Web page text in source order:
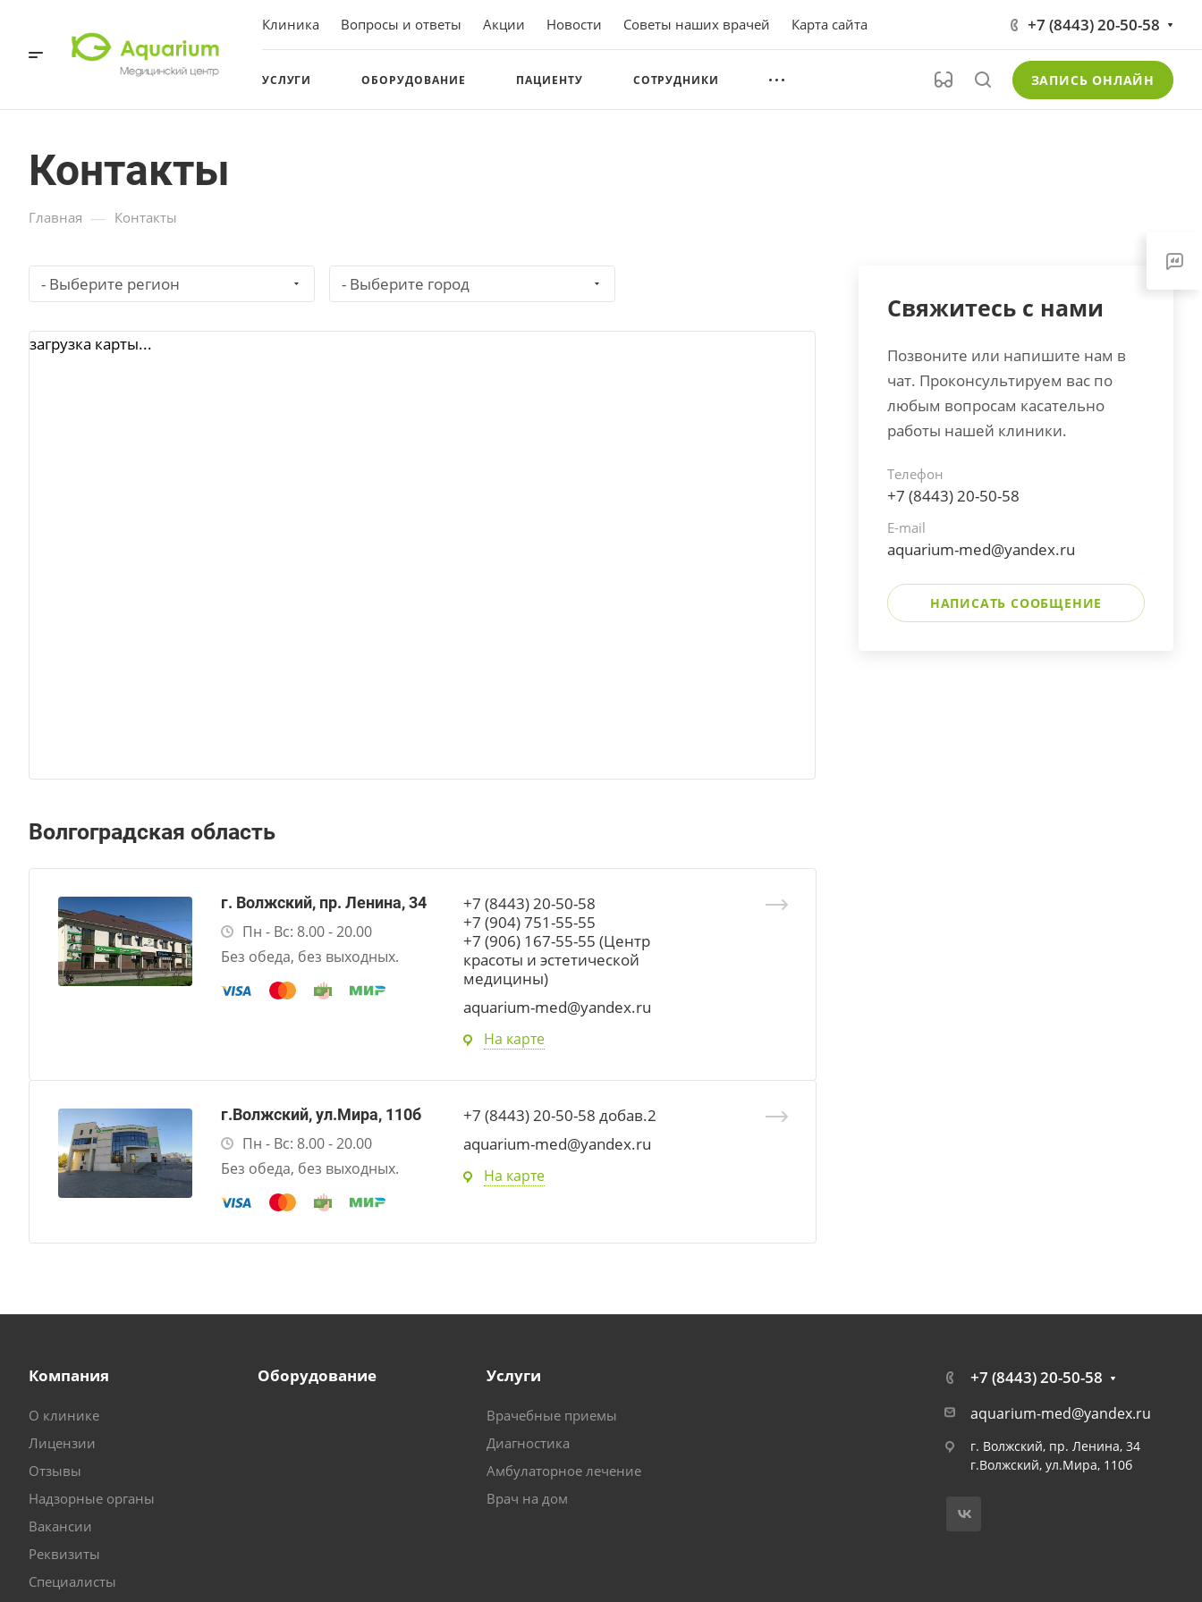
Клиника Вопросы и ответы Акции Новости Советы наших врачей Карта сайта +7 (8443) 20-50-58
УСЛУГИ ОБОРУДОВАНИЕ ПАЦИЕНТУ СОТРУДНИКИ ЗАПИСЬ ОНЛАЙН
Контакты
Главная — Контакты
- Выберите регион - Выберите город
загрузка карты...
Волгоградская область
г. Волжский, пр. Ленина, 34
Пн - Вс: 8.00 - 20.00
Без обеда, без выходных.
+7 (8443) 20-50-58
+7 (904) 751-55-55
+7 (906) 167-55-55 (Центр
красоты и эстетической
медицины)
aquarium-med@yandex.ru
На карте
г.Волжский, ул.Мира, 110б
Пн - Вс: 8.00 - 20.00
Без обеда, без выходных.
+7 (8443) 20-50-58 добав.2
aquarium-med@yandex.ru
На карте
Свяжитесь с нами
Позвоните или напишите нам в
чат. Проконсультируем вас по
любым вопросам касательно
работы нашей клиники.
Телефон
+7 (8443) 20-50-58
E-mail
aquarium-med@yandex.ru
НАПИСАТЬ СООБЩЕНИЕ
Компания
О клинике
Лицензии
Отзывы
Надзорные органы
Вакансии
Реквизиты
Специалисты
Оборудование Услуги
Врачебные приемы
Диагностика
Амбулаторное лечение
Врач на дом
+7 (8443) 20-50-58
aquarium-med@yandex.ru
г. Волжский, пр. Ленина, 34
г.Волжский, ул.Мира, 110б